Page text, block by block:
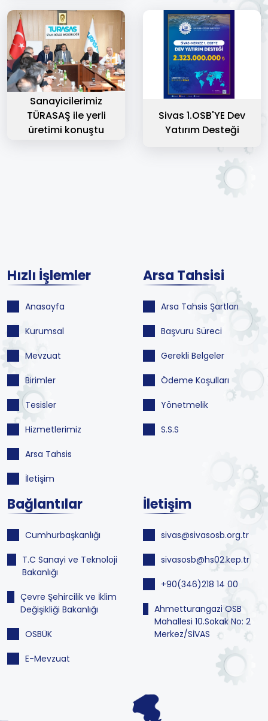
Sanayicilerimiz
TÜRASAŞ ile yerli
üretimi konuştu
Sivas 1.OSB'YE Dev
Yatırım Desteği
Hızlı İşlemler
Anasayfa
Kurumsal
Mevzuat
Birimler
Tesisler
Hizmetlerimiz
Arsa Tahsis
İletişim
Arsa Tahsisi
Arsa Tahsis Şartları
Başvuru Süreci
Gerekli Belgeler
Ödeme Koşulları
Yönetmelik
S.S.S
Bağlantılar
Cumhurbaşkanlığı
T.C Sanayi ve Teknoloji
Bakanlığı
Çevre Şehircilik ve İklim
Değişikliği Bakanlığı
OSBÜK
E-Mevzuat
İletişim
sivas@sivasosb.org.tr
sivasosb@hs02.kep.tr
+90(346)218 14 00
Ahmetturangazi OSB
Mahallesi 10.Sokak No: 2
Merkez/SİVAS